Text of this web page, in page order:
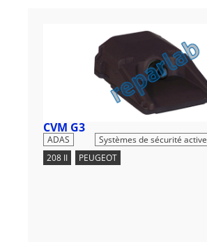
CVM G3
ADAS
Systèmes de sécurité active
208 II
PEUGEOT